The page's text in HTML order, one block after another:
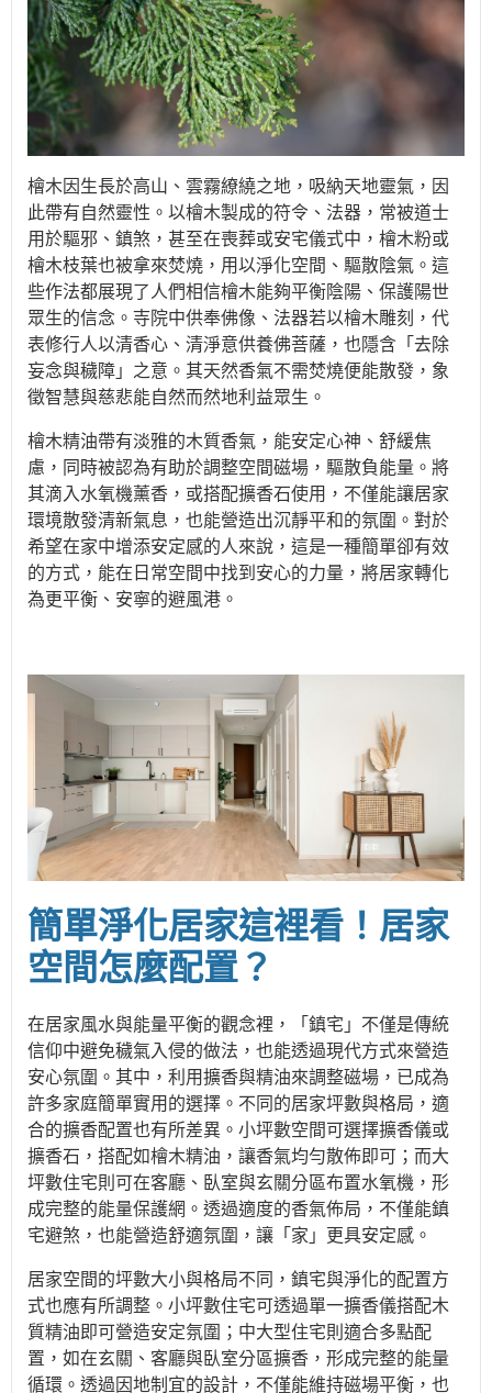
檜木因生長於高山、雲霧繚繞之地，吸納天地靈氣，因
此帶有自然靈性。以檜木製成的符令、法器，常被道士
用於驅邪、鎮煞，甚至在喪葬或安宅儀式中，檜木粉或
檜木枝葉也被拿來焚燒，用以淨化空間、驅散陰氣。這
些作法都展現了人們相信檜木能夠平衡陰陽、保護陽世
眾生的信念。寺院中供奉佛像、法器若以檜木雕刻，代
表修行人以清香心、清淨意供養佛菩薩，也隱含「去除
妄念與穢障」之意。其天然香氣不需焚燒便能散發，象
徵智慧與慈悲能自然而然地利益眾生。
檜木精油帶有淡雅的木質香氣，能安定心神、舒緩焦
慮，同時被認為有助於調整空間磁場，驅散負能量。將
其滴入水氧機薰香，或搭配擴香石使用，不僅能讓居家
環境散發清新氣息，也能營造出沉靜平和的氛圍。對於
希望在家中增添安定感的人來說，這是一種簡單卻有效
的方式，能在日常空間中找到安心的力量，將居家轉化
為更平衡、安寧的避風港。
簡單淨化居家這裡看！居家
空間怎麼配置？
在居家風水與能量平衡的觀念裡，「鎮宅」不僅是傳統
信仰中避免穢氣入侵的做法，也能透過現代方式來營造
安心氛圍。其中，利用擴香與精油來調整磁場，已成為
許多家庭簡單實用的選擇。不同的居家坪數與格局，適
合的擴香配置也有所差異。小坪數空間可選擇擴香儀或
擴香石，搭配如檜木精油，讓香氣均勻散佈即可；而大
坪數住宅則可在客廳、臥室與玄關分區布置水氧機，形
成完整的能量保護網。透過適度的香氣佈局，不僅能鎮
宅避煞，也能營造舒適氛圍，讓「家」更具安定感。
居家空間的坪數大小與格局不同，鎮宅與淨化的配置方
式也應有所調整。小坪數住宅可透過單一擴香儀搭配木
質精油即可營造安定氛圍；中大型住宅則適合多點配
置，如在玄關、客廳與臥室分區擴香，形成完整的能量
循環。透過因地制宜的設計，不僅能維持磁場平衡，也